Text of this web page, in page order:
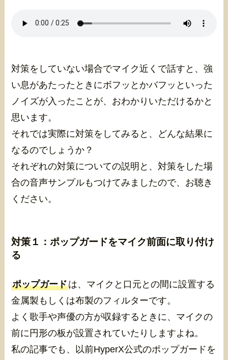
対策をしていない場合でマイク近くで話すと、強
い息があたったときにボフッとかバフッといった
ノイズが入ったことが、おわかりいただけるかと
思います。
それでは実際に対策をしてみると、どんな結果に
なるのでしょうか？
それぞれの対策についての説明と、対策をした場
合の音声サンプルもつけてみましたので、お聴き
ください。
対策１：ポップガードをマイク前面に取り付け
る
ポップガードは、マイクと口元との間に設置する
金属製もしくは布製のフィルターです。
よく歌手や声優の方が収録するときに、マイクの
前に円形の板が設置されていたりしますよね。
私の記事でも、以前HyperX公式のポップガードを